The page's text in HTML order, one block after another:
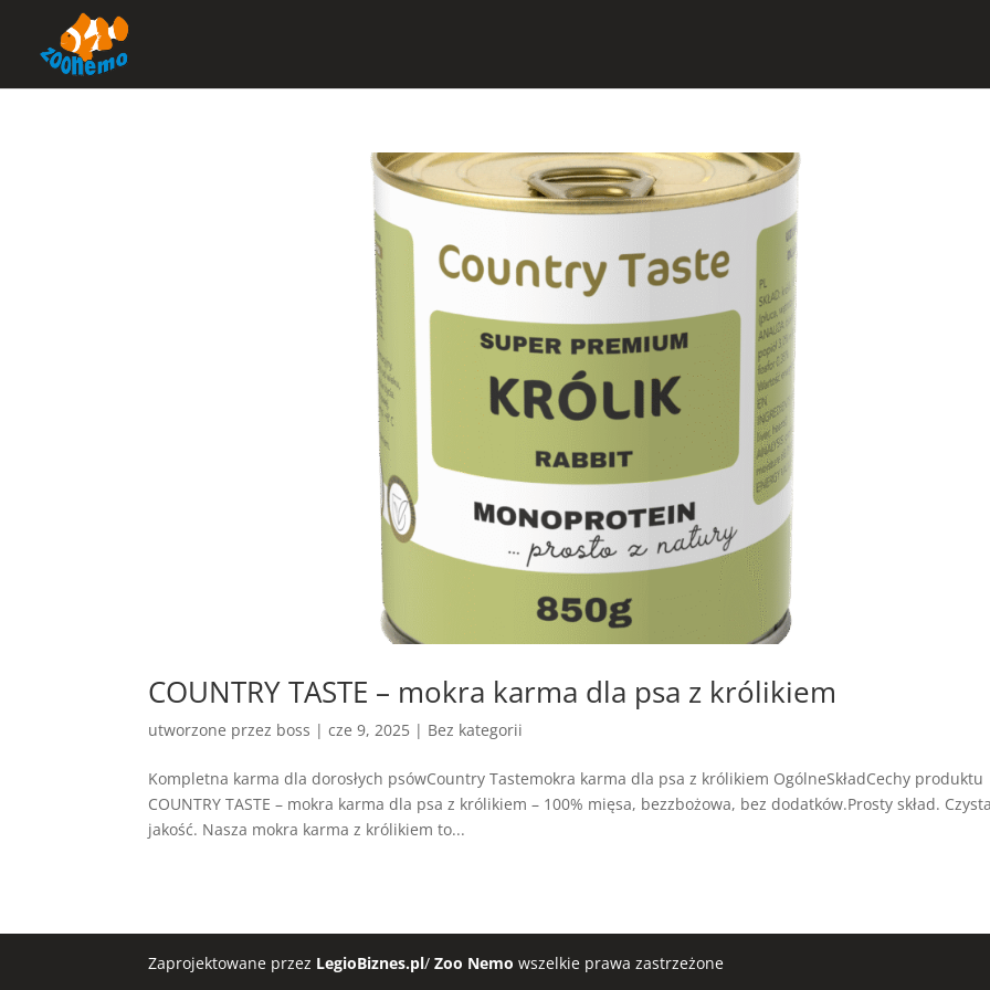
COUNTRY TASTE – mokra karma dla psa z królikiem
utworzone przez boss |cze 9, 2025 | Bez kategorii
Kompletna karma dla dorosłych psówCountry Tastemokra karma dla psa z królikiem OgólneSkładCechy produktu
COUNTRY TASTE – mokra karma dla psa z królikiem – 100% mięsa, bezzbożowa, bez dodatków.Prosty skład.
jakość. Nasza mokra karma z królikiem to...
Zaprojektowane przez LegioBiznes.pl/Zoo Nemo wszelkie prawa zastrzeżone